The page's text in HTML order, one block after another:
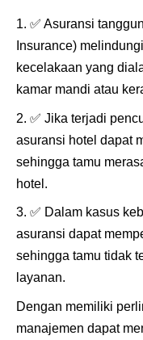
✅ Asuransi
Insurance)
kecelakaan yang
kamar mandi atau
✅ Jika terjadi
asuransi hotel dapat
sehingga tamu
hotel.
✅ Dalam kasus
asuransi dapat
sehingga tamu tidak
layanan.
Dengan memiliki
manajemen dapat